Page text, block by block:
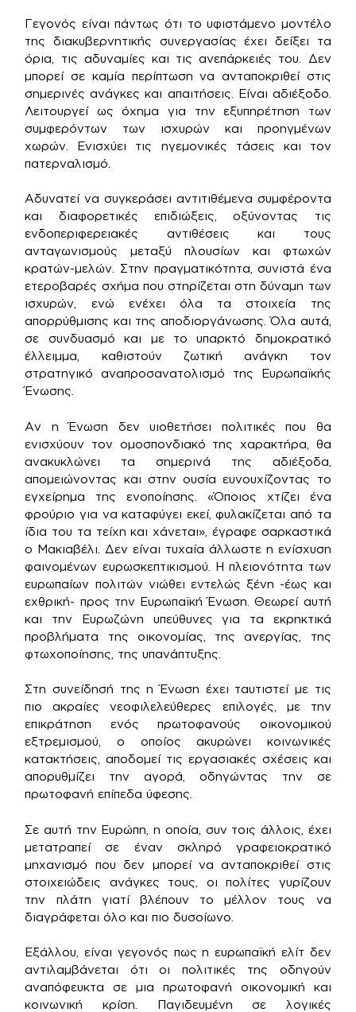
Γεγονός είναι πάντως ότι το υφιστάμενο μοντέλο
της διακυβερνητικής συνεργασίας έχει δείξει τα
όρια, τις αδυναμίες και τις ανεπάρκειές του. Δεν
μπορεί σε καμία περίπτωση να ανταποκριθεί στις
σημερινές ανάγκες και απαιτήσεις. Είναι αδιέξοδο.
Λειτουργεί ως όχημα για την εξυπηρέτηση των
συμφερόντων των ισχυρών και προηγμένων
χωρών. Ενισχύει τις ηγεμονικές τάσεις και τον
πατερναλισμό.
Αδυνατεί να συγκεράσει αντιτιθέμενα συμφέροντα
και διαφορετικές επιδιώξεις, οξύνοντας τις
ενδοπεριφερειακές αντιθέσεις και τους
ανταγωνισμούς μεταξύ πλουσίων και φτωχών
κρατών-μελών. Στην πραγματικότητα, συνιστά ένα
ετεροβαρές σχήμα που στηρίζεται στη δύναμη των
ισχυρών, ενώ ενέχει όλα τα στοιχεία της
απορρύθμισης και της αποδιοργάνωσης. Όλα αυτά,
σε συνδυασμό και με το υπαρκτό δημοκρατικό
έλλειμμα, καθιστούν ζωτική ανάγκη τον
στρατηγικό αναπροσανατολισμό της Ευρωπαϊκής
Ένωσης.
Αν η Ένωση δεν υιοθετήσει πολιτικές που θα
ενισχύουν τον ομοσπονδιακό της χαρακτήρα, θα
ανακυκλώνει τα σημερινά της αδιέξοδα,
απομειώνοντας και στην ουσία ευνουχίζοντας το
εγχείρημα της ενοποίησης. «Όποιος χτίζει ένα
φρούριο για να καταφύγει εκεί, φυλακίζεται από τα
ίδια του τα τείχη και χάνεται», έγραφε σαρκαστικά
ο Μακιαβέλι. Δεν είναι τυχαία άλλωστε η ενίσχυση
φαινομένων ευρωσκεπτικισμού. Η πλειονότητα των
ευρωπαίων πολιτών νιώθει εντελώς ξένη -έως και
εχθρική- προς την Ευρωπαϊκή Ένωση. Θεωρεί αυτή
και την Ευρωζώνη υπεύθυνες για τα εκρηκτικά
προβλήματα της οικονομίας, της ανεργίας, της
φτωχοποίησης, της υπανάπτυξης.
Στη συνείδησή της η Ένωση έχει ταυτιστεί με τις
πιο ακραίες νεοφιλελεύθερες επιλογές, με την
επικράτηση ενός πρωτοφανούς οικονομικού
εξτρεμισμού, ο οποίος ακυρώνει κοινωνικές
κατακτήσεις, αποδομεί τις εργασιακές σχέσεις και
απορυθμίζει την αγορά, οδηγώντας την σε
πρωτοφανή επίπεδα ύφεσης.
Σε αυτή την Ευρώπη, η οποία, συν τοις άλλοις, έχει
μετατραπεί σε έναν σκληρό γραφειοκρατικό
μηχανισμό που δεν μπορεί να ανταποκριθεί στις
στοιχειώδεις ανάγκες τους, οι πολίτες γυρίζουν
την πλάτη γιατί βλέπουν το μέλλον τους να
διαγράφεται όλο και πιο δυσοίωνο.
Εξάλλου, είναι γεγονός πως η ευρωπαϊκή ελίτ δεν
αντιλαμβάνεται ότι οι πολιτικές της οδηγούν
αναπόφευκτα σε μια πρωτοφανή οικονομική και
κοινωνική κρίση. Παγιδευμένη σε λογικές